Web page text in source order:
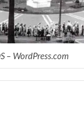
– WordPress.com